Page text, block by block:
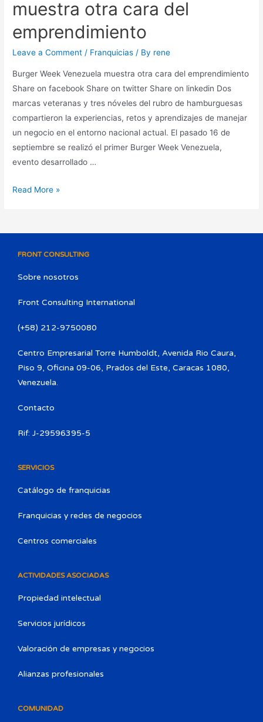
muestra otra cara del
emprendimiento
Leave a Comment / Franquicias / By rene
Burger Week Venezuela muestra otra cara del emprendimiento
Share on facebook Share on twitter Share on linkedin Dos
marcas veteranas y tres nóveles del rubro de hamburguesas
compartieron la experiencias, retos y aprendizajes de manejar
un negocio en el entorno nacional actual. El pasado 16 de
septiembre se realizó el primer Burger Week Venezuela,
evento desarrollado …
Read More »
FRONT CONSULTING
Sobre nosotros
Front Consulting International
(+58) 212-9750080​
Centro Empresarial Torre Humboldt, Avenida Rio Caura,
Piso 9, Oficina 09-06, Prados del Este, Caracas 1080,
Venezuela.
Contacto
Rif: J-29596395-5
SERVICIOS
Catálogo de franquicias
Franquicias y redes de negocios
Centros comerciales
ACTIVIDADES ASOCIADAS
Propiedad intelectual
Servicios jurídicos
Valoración de empresas y negocios
Alianzas profesionales
COMUNIDAD